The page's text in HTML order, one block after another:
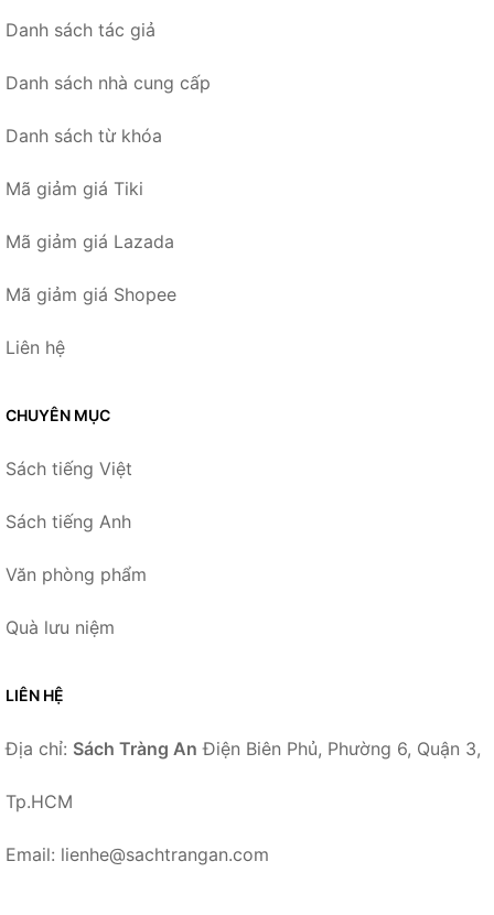
Danh sách tác giả
Danh sách nhà cung cấp
Danh sách từ khóa
Mã giảm giá Tiki
Mã giảm giá Lazada
Mã giảm giá Shopee
Liên hệ
CHUYÊN MỤC
Sách tiếng Việt
Sách tiếng Anh
Văn phòng phẩm
Quà lưu niệm
LIÊN HỆ
Địa chỉ: Sách Tràng An Điện Biên Phủ, Phường 6, Quận 3,
Tp.HCM
Email: lienhe@sachtrangan.com